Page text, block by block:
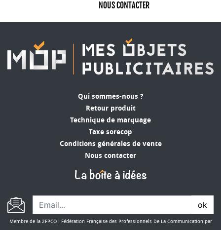
NOUS CONTACTER
Qui sommes-nous ?
Retour produit
Technique de marquage
Taxe sorecop
Conditions générales de vente
Nous contacter
ok
Membre de la 2FPCO : Fédération Française des Professionnels De La Communication par